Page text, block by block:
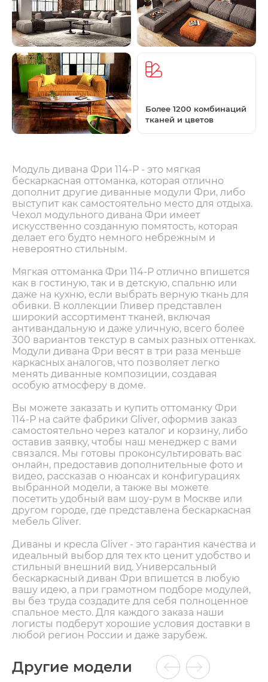
Более 1200 комбинаций
тканей и цветов
Модуль дивана Фри 114-Р - это мягкая
бескаркасная оттоманка, которая отлично
дополнит другие диванные модули Фри, либо
выступит как самостоятельно место для отдыха.
Чехол модульного дивана Фри имеет
искусственно созданную помятость, которая
делает его будто немного небрежным и
невероятно стильным.
Мягкая оттоманка Фри 114-Р отлично впишется
как в гостиную, так и в детскую, спальню или
даже на кухню, если выбрать верную ткань для
обивки. В коллекции Гливер представлен
широкий ассортимент тканей, включая
антивандальную и даже уличную, всего более
300 вариантов текстур в самых разных оттенках.
Модули дивана Фри весят в три раза меньше
каркасных аналогов, что позволяет легко
менять диванные композиции, создавая
особую атмосферу в доме.
Вы можете заказать и купить оттоманку Фри
114-Р на сайте фабрики Gliver, оформив заказ
самостоятельно через каталог и корзину, либо
оставив заявку, чтобы наш менеджер с вами
связался. Мы готовы проконсультировать вас
онлайн, предоставив дополнительные фото и
видео, рассказав о нюансах и конфигурациях
выбранной модели, а также вы можете
посетить удобный вам шоу-рум в Москве или
другом городе, где представлена бескаркасная
мебель Gliver.
Диваны и кресла Gliver - это гарантия качества и
идеальный выбор для тех кто ценит удобство и
стильный внешний вид. Универсальный
бескаркасный диван Фри впишется в любую
вашу идею, а при грамотном подборе модулей,
вы без труда создадите для себя полноценное
спальное место. Для каждого заказа наши
логисты подберут хорошие условия доставки в
любой регион России и даже зарубеж.
Другие модели